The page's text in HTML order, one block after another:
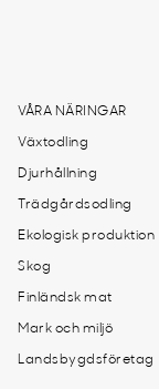
VÅRA NÄRINGAR
Växtodling
Djurhållning
Trädgårdsodling
Ekologisk produktion
Skog
Finländsk mat
Mark och miljö
Landsbygdsföretag